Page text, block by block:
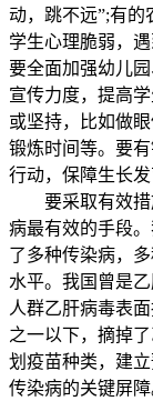
动，跳不远”;有的
学生心理脆弱，
要全面加强幼儿
宣传力度，提高
或坚持，比如做
锻炼时间等。要
行动，保障生长发
要采取有效措
病最有效的手段
了多种传染病，
水平。我国曾是
人群乙肝病毒表
之一以下，摘掉
划疫苗种类，建
传染病的关键屏